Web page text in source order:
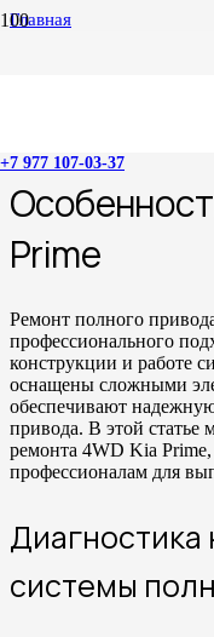
+7 977 107-03-37
Главная
Prime
Ремонт полного
профессионального
конструкции и работе
оснащены сложными
обеспечивают
привода. В этой статье
ремонта 4WD Kia
профессионалам для
Диагностика
системы